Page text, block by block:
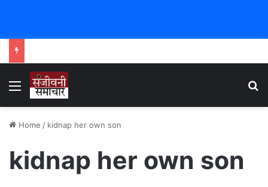
Menu
Home / kidnap her own son
kidnap her own son